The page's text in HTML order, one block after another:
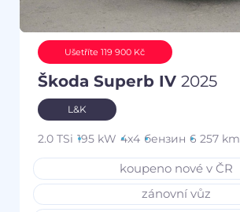
Ušetříte 119 900 Kč
Škoda Superb IV 2025
L&K
2.0 TSi 195 kW 4x4 бензин 6 257 km
koupeno nové v ČR
zánovní vůz